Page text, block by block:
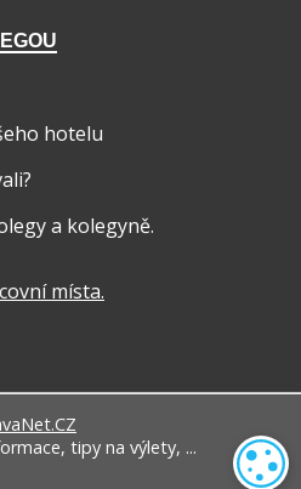
hotelu
a kolegyně.
místa.
tipy na výlety, ...